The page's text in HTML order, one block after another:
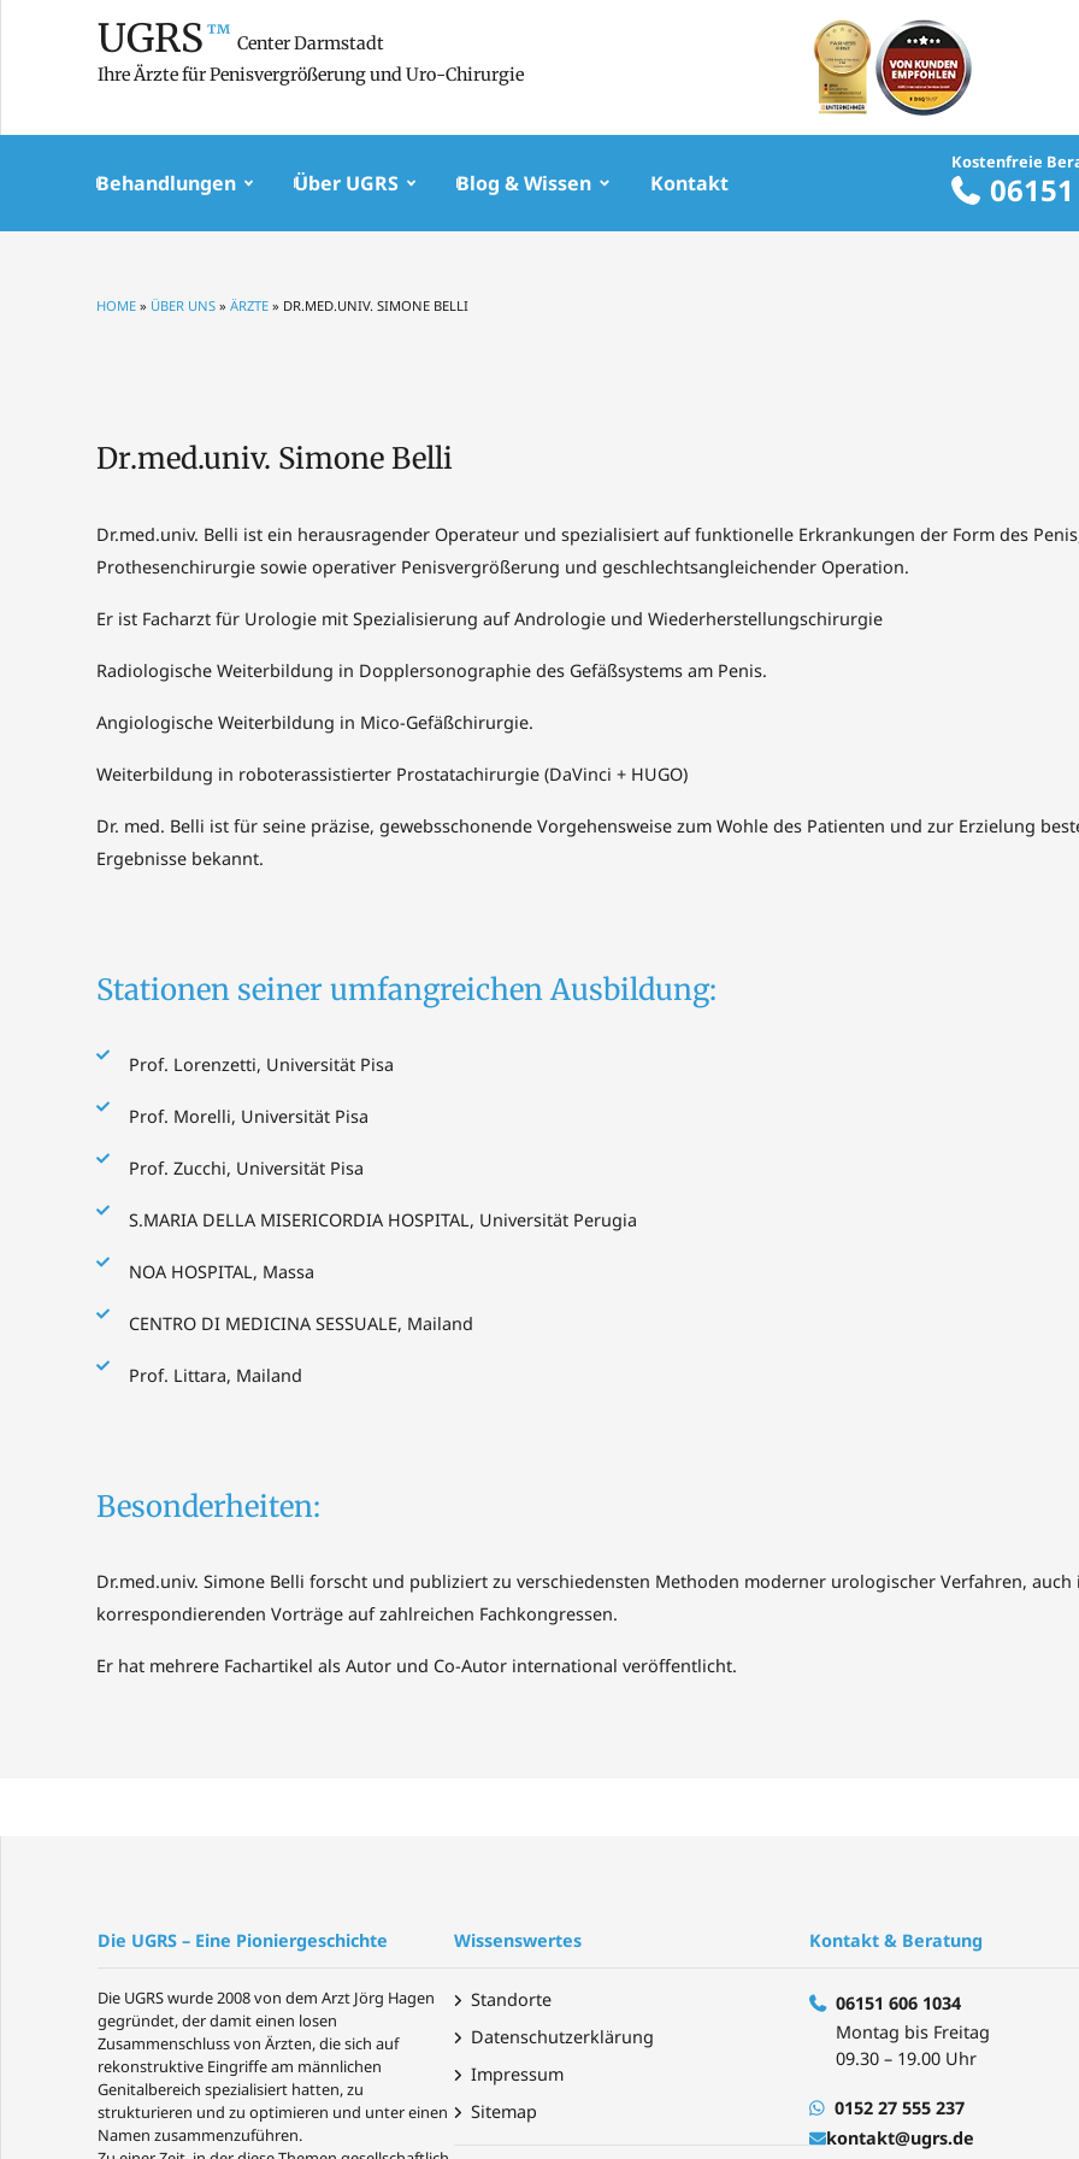
UGRS™ Center Darmstadt
Ihre Ärzte für Penisvergrößerung und Uro-Chirurgie
Behandlungen Über UGRS Blog & Wissen Kontakt
Kostenfreie
HOME » ÜBER UNS » ÄRZTE » DR.MED.UNIV. SIMONE BELLI
Dr.med.univ. Simone Belli
Dr.med.univ. Belli ist ein herausragender Operateur und spezialisiert auf funktionelle Erkrankungen der Form des
Prothesenchirurgie sowie operativer Penisvergrößerung und geschlechtsangleichender Operation.
Er ist Facharzt für Urologie mit Spezialisierung auf Andrologie und Wiederherstellungschirurgie
Radiologische Weiterbildung in Dopplersonographie des Gefäßsystems am Penis.
Angiologische Weiterbildung in Mico-Gefäßchirurgie.
Weiterbildung in roboterassistierter Prostatachirurgie (DaVinci + HUGO)
Dr. med. Belli ist für seine präzise, gewebsschonende Vorgehensweise zum Wohle des Patienten und zur Erzielung
Ergebnisse bekannt.
Stationen seiner umfangreichen Ausbildung:
Prof. Lorenzetti, Universität Pisa
Prof. Morelli, Universität Pisa
Prof. Zucchi, Universität Pisa
S.MARIA DELLA MISERICORDIA HOSPITAL, Universität Perugia
NOA HOSPITAL, Massa
CENTRO DI MEDICINA SESSUALE, Mailand
Prof. Littara, Mailand
Besonderheiten:
Dr.med.univ. Simone Belli forscht und publiziert zu verschiedensten Methoden moderner urologischer Verfahren,
korrespondierenden Vorträge auf zahlreichen Fachkongressen.
Er hat mehrere Fachartikel als Autor und Co-Autor international veröffentlicht.
Die UGRS – Eine Pioniergeschichte
Die UGRS wurde 2008 von dem Arzt Jörg Hagen
gegründet, der damit einen losen
Zusammenschluss von Ärzten, die sich auf
rekonstruktive Eingriffe am männlichen
Genitalbereich spezialisiert hatten, zu
strukturieren und zu optimieren und unter einen
Namen zusammenzuführen.
Wissenswertes
Standorte
Datenschutzerklärung
Impressum
Sitemap
Kontakt & Beratung
06151 606 1034
Montag bis Freitag
09.30 – 19.00 Uhr
0152 27 555 237
kontakt@ugrs.de